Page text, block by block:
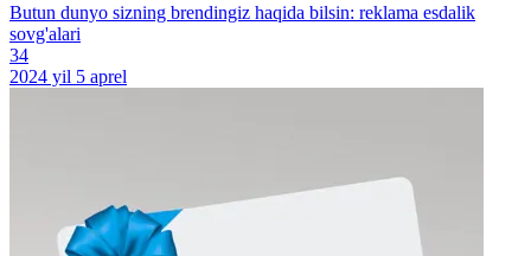
Butun dunyo sizning brendingiz haqida bilsin: reklama esdalik
sovg'alari
34
2024 yil 5 aprel